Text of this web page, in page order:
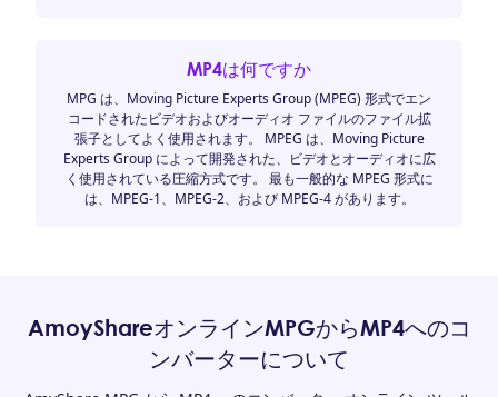
MP4は何ですか
MPG は、Moving Picture Experts Group (MPEG) 形式でエン
コードされたビデオおよびオーディオ ファイルのファイル拡
張子としてよく使用されます。 MPEG は、Moving Picture
Experts Group によって開発された、ビデオとオーディオに広
く使用されている圧縮方式です。 最も一般的な MPEG 形式に
は、MPEG-1、MPEG-2、および MPEG-4 があります。
AmoyShareオンラインMPGからMP4へのコ
ンバーターについて